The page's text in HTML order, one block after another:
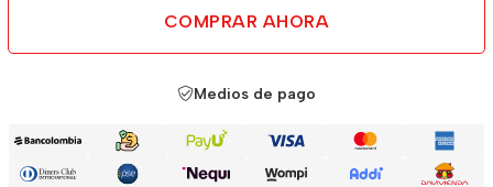
COMPRAR AHORA
Medios de pago